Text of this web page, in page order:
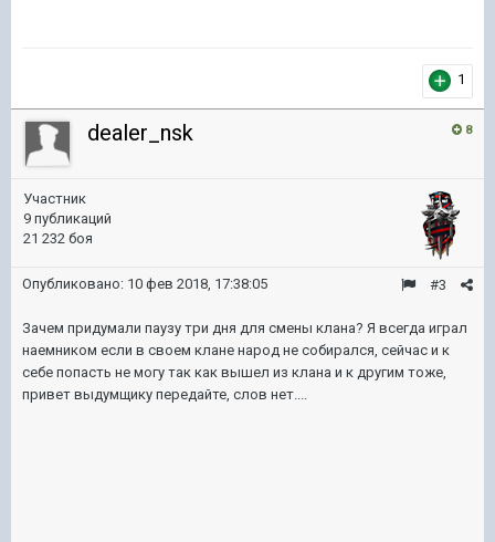
1
8
dealer_nsk
Участник
9 публикаций
21 232 боя
#3
Опубликовано: 10 фев 2018, 17:38:05
Зачем придумали паузу три дня для смены клана? Я всегда играл
наемником если в своем клане народ не собирался, сейчас и к
себе попасть не могу так как вышел из клана и к другим тоже,
привет выдумщику передайте, слов нет....